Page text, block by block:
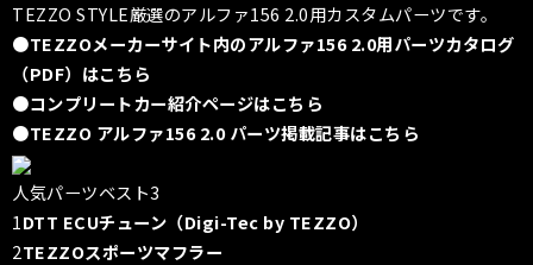
TEZZO STYLE厳選のアルファ156 2.0用カスタムパーツです。
●TEZZOメーカーサイト内のアルファ156 2.0用パーツカタログ
（PDF）はこちら
●コンプリートカー紹介ページはこちら
●TEZZO アルファ156 2.0 パーツ掲載記事はこちら
人気パーツベスト3
1DTT ECUチューン（Digi-Tec by TEZZO）
2TEZZOスポーツマフラー